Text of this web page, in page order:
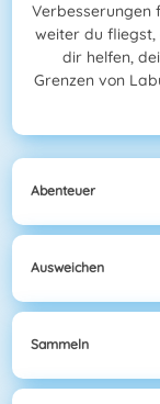
Verbesserungen
weiter du fliegst,
dir helfen,
Grenzen von
Abenteuer
Ausweichen
Sammeln